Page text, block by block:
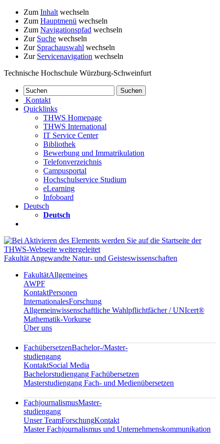
Zum Inhalt wechseln
Zum Hauptmenü wechseln
Zum Navigationspfad wechseln
Zur Suche wechseln
Zur Sprachauswahl wechseln
Zur Servicenavigation wechseln
Technische Hochschule Würzburg-Schweinfurt
Kontakt
Quicklinks
THWS Homepage
THWS International
IT Service Center
Bibliothek
Bewerbung und Immatrikulation
Telefonverzeichnis
Campusportal
Hochschulservice Studium
eLearning
Infoboard
Deutsch
Deutsch
Fakultät Angewandte Natur- und Geisteswissenschaften
FakultätAllgemeines
AWPF
KontaktPersonen
InternationalesForschung
Allgemeinwissenschaftliche Wahlpflichtfächer / UNIcert®
Mathematik-Vorkurse
Über uns
FachübersetzenBachelor-/Master-
studiengang
KontaktSocial Media
Bachelorstudiengang Fachübersetzen
Masterstudiengang Fach- und Medienübersetzen
FachjournalismusMaster-
studiengang
Unser TeamForschungKontakt
Master Fachjournalismus und Unternehmenskommunikation